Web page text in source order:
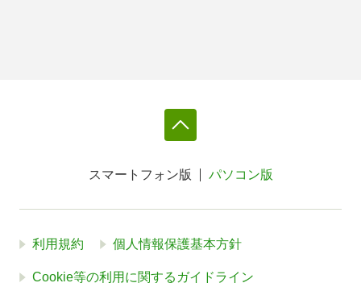
スマートフォン版 パソコン版
利用規約 個人情報保護基本方針
Cookie等の利用に関するガイドライン